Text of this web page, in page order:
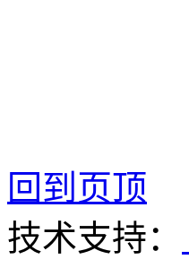
回到页顶
技术支持：